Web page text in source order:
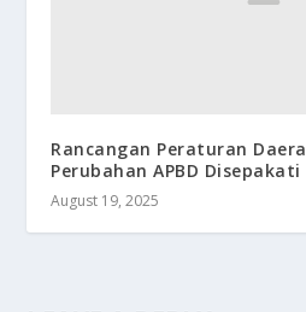
Rancangan Peraturan
Perubahan APBD Disepakati
August 19, 2025